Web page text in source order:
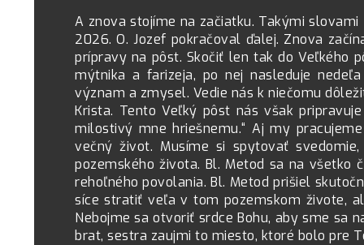
A znova stojíme na začiatku. Takými slovami
2026. O. Jozef pokračoval ďalej. Znova
prípravy na pôst. Skočiť len tak do Veľkého
mýtnika a farizeja, po nej nasleduje
význam a zmysel. Vedie nás k niečomu
Krista. Tento Veľký pôst nás však
milostivý mne hriešnemu.“ Aj my
večný život. Musíme si spytovať
pozemského života. Bl. Metod sa na
rehoľného povolania. Bl. Metod prišiel
síce stratiť veľa v tom pozemskom živote,
Nebojme sa otvoriť srdce Bohu, aby sme sa
brat, sestra zaujmi to miesto, ktoré bolo pre